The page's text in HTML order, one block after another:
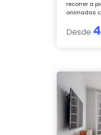
recorrer a
animadas
Desde